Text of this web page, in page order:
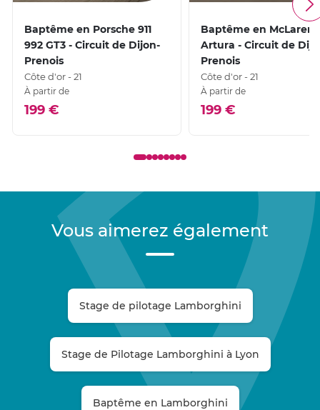
Baptême en Porsche 911
992 GT3 - Circuit de Dijon-
Prenois
Côte d'or - 21
À partir de
199 €
Baptême en McLaren
Artura - Circuit de
Prenois
Côte d'or - 21
À partir de
199 €
Vous aimerez également
Stage de pilotage Lamborghini
Stage de Pilotage Lamborghini à Lyon
Baptême en Lamborghini